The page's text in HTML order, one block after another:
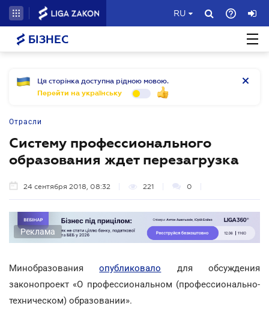
RU
БІЗНЕС
Ця сторінка доступна рідною мовою.
Перейти на українську
Отрасли
Систему профессионального
образования ждет перезагрузка
24 сентября 2018, 08:32 221 0
Реклама
Минобразованияопубликовало для обсуждения
законопроект «О профессиональном (профессионально-
техническом) образовании».